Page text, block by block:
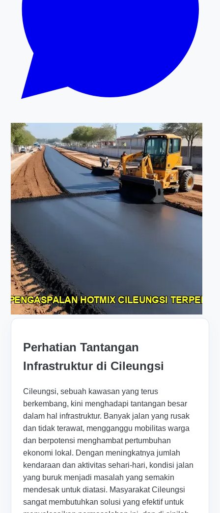
Perhatian Tantangan
Infrastruktur di Cileungsi
Cileungsi, sebuah kawasan yang terus
berkembang, kini menghadapi tantangan besar
dalam hal infrastruktur. Banyak jalan yang rusak
dan tidak terawat, mengganggu mobilitas warga
dan berpotensi menghambat pertumbuhan
ekonomi lokal. Dengan meningkatnya jumlah
kendaraan dan aktivitas sehari-hari, kondisi jalan
yang buruk menjadi masalah yang semakin
mendesak untuk diatasi. Masyarakat Cileungsi
sangat membutuhkan solusi yang efektif untuk